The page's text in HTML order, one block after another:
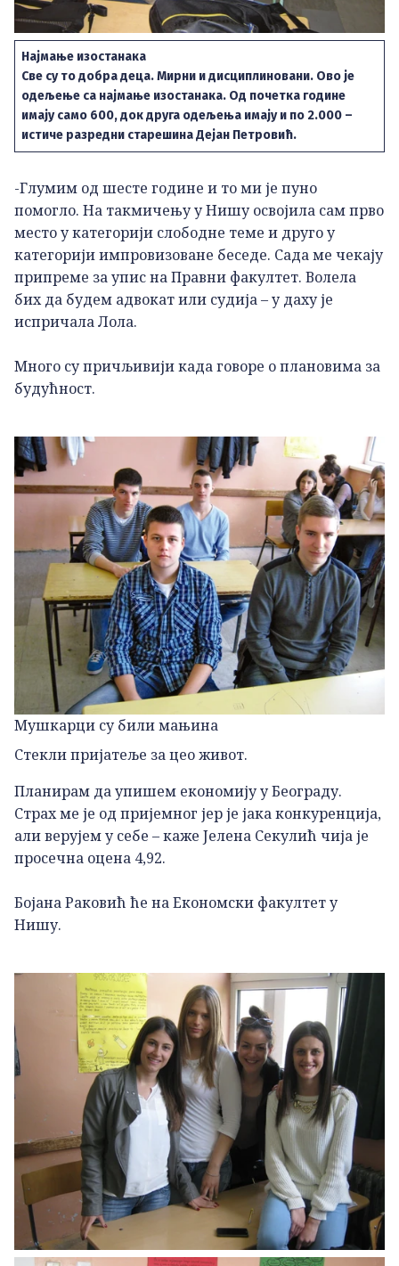
Најмање изостанака
Све су то добра деца. Мирни и дисциплиновани. Ово је
одељење са најмање изостанака. Од почетка године
имају само 600, док друга одељења имају и по 2.000 –
истиче разредни старешина Дејан Петровић.
-Глумим од шесте године и то ми је пуно
помогло. На такмичењу у Нишу освојила сам прво
место у категорији слободне теме и друго у
категорији импровизоване беседе. Сада ме чекају
припреме за упис на Правни факултет. Волела
бих да будем адвокат или судија – у даху је
испричала Лола.
Много су причљивији када говоре о плановима за
будућност.
Мушкарци су били мањина
Стекли пријатеље за цео живот.
Планирам да упишем економију у Београду.
Страх ме је од пријемног јер је јака конкуренција,
али верујем у себе – каже Јелена Секулић чија је
просечна оцена 4,92.
Бојана Раковић ће на Економски факултет у
Нишу.